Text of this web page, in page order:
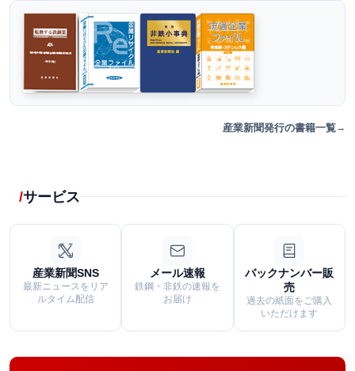
産業新聞発行の書籍一覧
サービス
産業新聞SNS
最新ニュースをリア
ルタイム配信
メール速報
鉄鋼・非鉄の速報を
お届け
バックナンバー販
売
過去の紙面をご購入
いただけます